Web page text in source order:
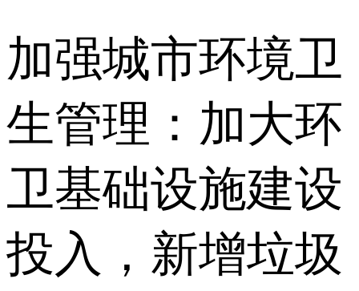
加强城市环境卫
生管理：加大环
卫基础设施建设
投入，新增垃圾